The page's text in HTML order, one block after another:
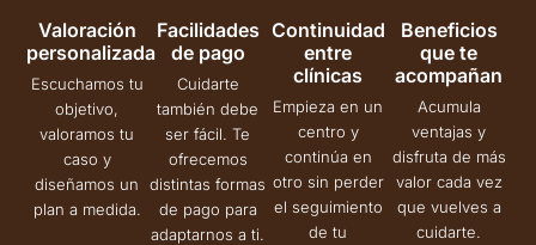
Valoración
personalizada
Escuchamos tu
objetivo,
valoramos tu
caso y
diseñamos un
plan a medida.
Facilidades
de pago
Cuidarte
también debe
ser fácil. Te
ofrecemos
distintas formas
de pago para
adaptarnos a ti.
Continuidad
entre
clínicas
Empieza en un
centro y
continúa en
otro sin perder
el seguimiento
de tu
Beneficios
que te
acompañan
Acumula
ventajas y
disfruta de más
valor cada vez
que vuelves a
cuidarte.